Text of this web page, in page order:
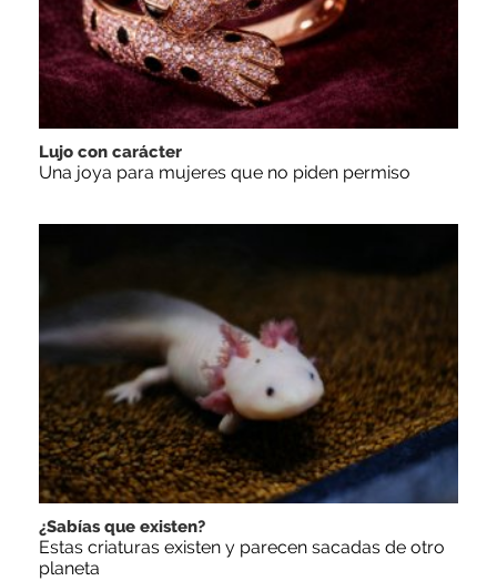
Lujo con carácter
Una joya para mujeres que no piden permiso
¿Sabías que existen?
Estas criaturas existen y parecen sacadas de otro
planeta